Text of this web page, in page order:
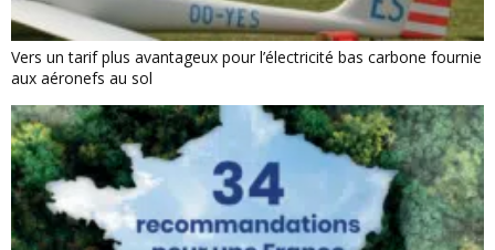
Vers un tarif plus avantageux pour l’électricité bas carbone fournie
aux aéronefs au sol